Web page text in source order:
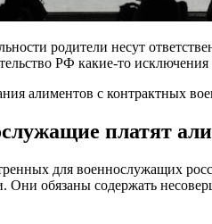
родители несут
РФ какие-то
алиментов с контрактных
платят
для военнослужащих
Они обязаны содержать